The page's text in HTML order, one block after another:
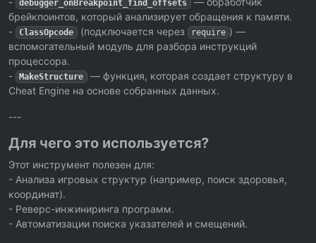
debugger_onBreakpoint_find_offsets
брейкпоинтов, который анализирует обращения к памяти.
-
ClassOpcode (подключается через require ) —
вспомогательный модуль для разбора инструкций
процессора.
-
MakeStructure — функция, которая создает структуру в
Cheat Engine на основе собранных данных.
---
Для чего это используется?
Этот инструмент полезен для:
- Анализа игровых структур (например, поиск здоровья,
координат).
- Реверс-инжиниринга программ.
- Автоматизации поиска указателей и смещений.